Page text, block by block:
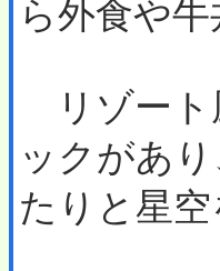
ら外食や
リゾート
ックがあ
たりと星